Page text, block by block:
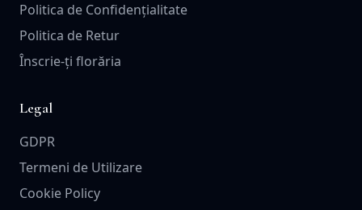
Politica de Confidențialitate
Politica de Retur
Înscrie-ți florăria
Legal
GDPR
Termeni de Utilizare
Cookie Policy